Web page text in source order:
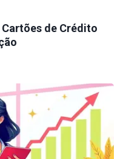
de Crédito